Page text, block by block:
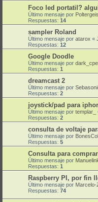
Foco led portatil?
Último mensaje por
Respuestas: 14
sampler Roland
Último mensaje por atarox «
Respuestas: 12
Google Doodle
Último mensaje por
Respuestas: 1
dreamcast 2
Último mensaje por
Respuestas: 2
joystick/pad para
Último mensaje por templar_
Respuestas: 2
consulta de voltaje
Último mensaje por
Respuestas: 5
Consulta para
Último mensaje por
Respuestas: 1
Raspberry PI, por fin
Último mensaje por Marcelo-
Respuestas: 74